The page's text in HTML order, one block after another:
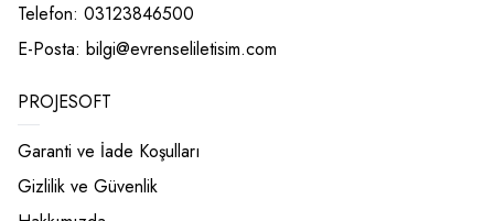
Telefon: 03123846500
E-Posta: bilgi@evrenseliletisim.com
PROJESOFT
Garanti ve İade Koşulları
Gizlilik ve Güvenlik